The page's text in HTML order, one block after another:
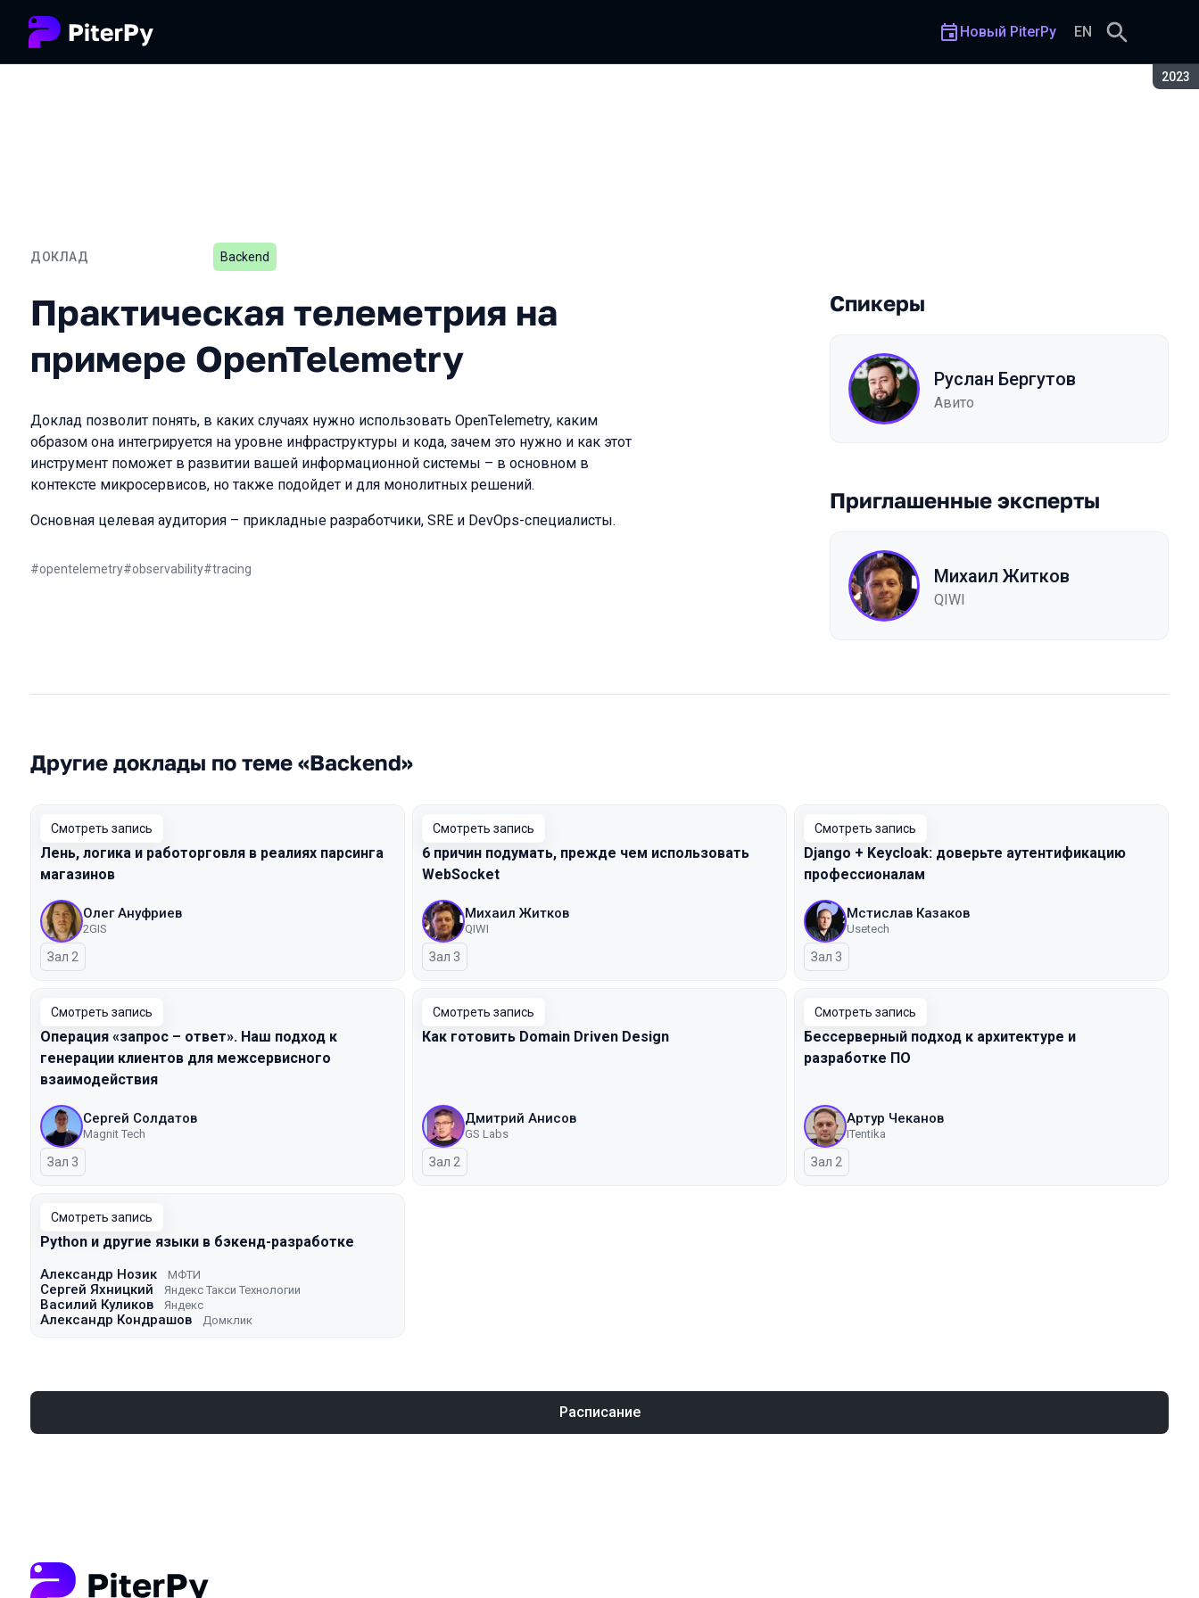
2023
Новый PiterPy EN
ДОКЛАД
Практическая телеметрия на примере OpenTelemetry
Backend
Практическая телеметрия на
примере OpenTelemetry
Доклад позволит понять, в каких случаях нужно использовать OpenTelemetry, каким
образом она интегрируется на уровне инфраструктуры и кода, зачем это нужно и как этот
инструмент поможет в развитии вашей информационной системы – в основном в
контексте микросервисов, но также подойдет и для монолитных решений.
Основная целевая аудитория – прикладные разработчики, SRE и DevOps-специалисты.
#opentelemetry#observability#tracing
Спикеры
Руслан Бергутов
Авито
Приглашенные эксперты
Михаил Житков
QIWI
Другие доклады по теме «Backend»
Смотреть запись
Лень, логика и работорговля в реалиях парсинга
магазинов
Олег Ануфриев
2GIS
Зал 2
Смотреть запись
6 причин подумать, прежде чем использовать
WebSocket
Михаил Житков
QIWI
Зал 3
Смотреть запись
Django + Keycloak: доверьте аутентификацию
профессионалам
Мстислав Казаков
Usetech
Зал 3
Смотреть запись
Операция «запрос – ответ». Наш подход к
генерации клиентов для межсервисного
взаимодействия
Сергей Солдатов
Magnit Tech
Зал 3
Смотреть запись
Как готовить Domain Driven Design
Дмитрий Анисов
GS Labs
Зал 2
Смотреть запись
Бессерверный подход к архитектуре и
разработке ПО
Артур Чеканов
ITentika
Зал 2
Смотреть запись
Python и другие языки в бэкенд-разработке
Александр Нозик МФТИ
Сергей Яхницкий Яндекс Такси Технологии
Василий Куликов Яндекс
Александр Кондрашов Домклик
Расписание